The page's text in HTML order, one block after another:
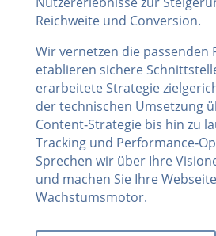
Reichweite und Conversion.
Wir vernetzen die passenden
etablieren sichere
erarbeitete Strategie
der technischen Umsetzung
Content‑Strategie bis hin zu
Tracking und
Sprechen wir über Ihre
und machen Sie Ihre
Wachstumsmotor.